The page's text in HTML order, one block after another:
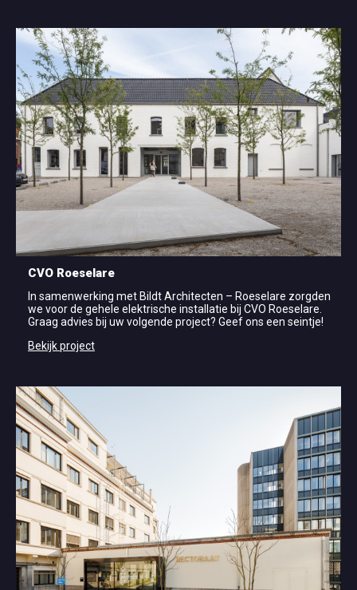
CVO Roeselare
In samenwerking met Bildt Architecten – Roeselare zorgden
we voor de gehele elektrische installatie bij CVO Roeselare.
Graag advies bij uw volgende project? Geef ons een seintje!
Bekijk project